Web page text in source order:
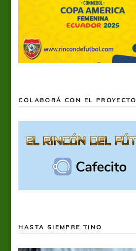
COLABORÁ CON EL PROYECTO
HASTA SIEMPRE TINO